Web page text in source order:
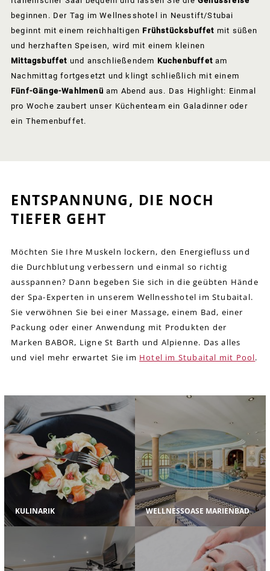
beginnen. Der Tag im Wellnesshotel in Neustift/Stubai
beginnt mit einem reichhaltigen Frühstücksbuffet mit süßen
und herzhaften Speisen, wird mit einem kleinen
Mittagsbuffet und anschließendem Kuchenbuffet am
Nachmittag fortgesetzt und klingt schließlich mit einem
Fünf-Gänge-Wahlmenü am Abend aus. Das Highlight: Einmal
pro Woche zaubert unser Küchenteam ein Galadinner oder
ein Themenbuffet.
ENTSPANNUNG, DIE NOCH
TIEFER GEHT
Möchten Sie Ihre Muskeln lockern, den Energiefluss und
die Durchblutung verbessern und einmal so richtig
ausspannen? Dann begeben Sie sich in die geübten Hände
der Spa-Experten in unserem Wellnesshotel im Stubaital.
Sie verwöhnen Sie bei einer Massage, einem Bad, einer
Packung oder einer Anwendung mit Produkten der
Marken BABOR, Ligne St Barth und Alpienne. Das alles
und viel mehr erwartet Sie im Hotel im Stubaital mit Pool.
KULINARIK WELLNESSOASE MARIENBAD